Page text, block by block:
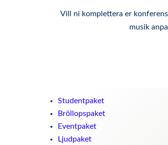
Vill ni komplettera er
musik
Studentpaket
Bröllopspaket
Eventpaket
Ljudpaket